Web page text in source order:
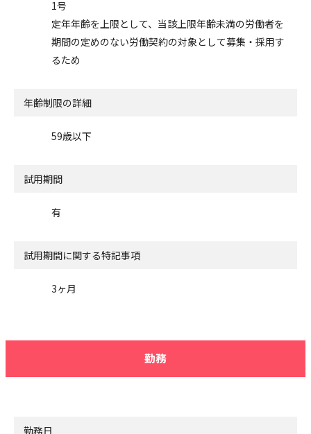
1号
定年年齢を上限として、当該上限年齢未満の労働者を
期間の定めのない労働契約の対象として募集・採用す
るため
年齢制限の詳細
59歳以下
試用期間
有
試用期間に関する特記事項
3ヶ月
勤務
勤務日